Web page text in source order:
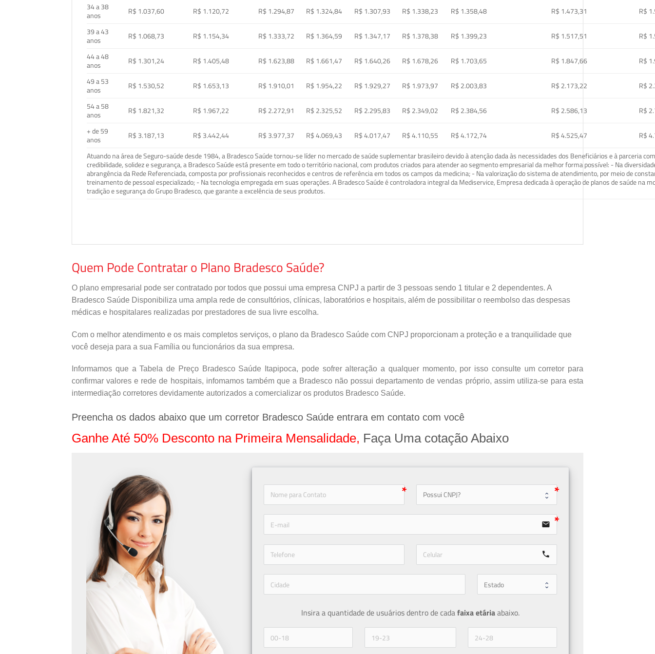
34 a 38
anos
R$ 1.037,60 R$ 1.120,72 R$ 1.294,87 R$ 1.324,84 R$ 1.307,93 R$ 1.338,23 R$ 1.358,48 R$ 1.473,31
R$
39 a 43
anos
R$ 1.068,73 R$ 1.154,34 R$ 1.333,72 R$ 1.364,59 R$ 1.347,17 R$ 1.378,38 R$ 1.399,23 R$ 1.517,51
R$
44 a 48
anos
R$ 1.301,24 R$ 1.405,48 R$ 1.623,88 R$ 1.661,47 R$ 1.640,26 R$ 1.678,26 R$ 1.703,65 R$ 1.847,66
R$
49 a 53
anos
R$ 1.530,52 R$ 1.653,13 R$ 1.910,01 R$ 1.954,22 R$ 1.929,27 R$ 1.973,97 R$ 2.003,83 R$ 2.173,22
R$
54 a 58
anos
R$ 1.821,32 R$ 1.967,22 R$ 2.272,91 R$ 2.325,52 R$ 2.295,83 R$ 2.349,02 R$ 2.384,56 R$ 2.586,13
R$
+ de 59
anos
R$ 3.187,13 R$ 3.442,44 R$ 3.977,37 R$ 4.069,43 R$ 4.017,47 R$ 4.110,55 R$ 4.172,74 R$ 4.525,47
R$
Atuando na área de Seguro-saúde desde 1984, a Bradesco Saúde tornou-se líder no mercado de saúde suplementar brasileiro devido à atenção dada às necessidades dos Beneficiários e à parceria
credibilidade, solidez e segurança, a Bradesco Saúde está presente em todo o território nacional, com produtos criados para atender ao segmento empresarial da melhor forma possível: - Na
abrangência da Rede Referenciada, composta por profissionais reconhecidos e centros de referência em todos os campos da medicina; - Na valorização do sistema de atendimento, por meio de
treinamento de pessoal especializado; - Na tecnologia empregada em suas operações. A Bradesco Saúde é controladora integral da Mediservice, Empresa dedicada à operação de planos de saúde na
tradição e segurança do Grupo Bradesco, que garante a excelência de seus produtos.
Quem Pode Contratar o Plano Bradesco Saúde?
O plano empresarial pode ser contratado por todos que possui uma empresa CNPJ a partir de 3 pessoas sendo 1 titular e 2 dependentes. A
Bradesco Saúde Disponibiliza uma ampla rede de consultórios, clínicas, laboratórios e hospitais, além de possibilitar o reembolso das despesas
médicas e hospitalares realizadas por prestadores de sua livre escolha.
Com o melhor atendimento e os mais completos serviços, o plano da Bradesco Saúde com CNPJ proporcionam a proteção e a tranquilidade que
você deseja para a sua Família ou funcionários da sua empresa.
Informamos que a Tabela de Preço Bradesco Saúde Itapipoca, pode sofrer alteração a qualquer momento, por isso consulte um corretor para
confirmar valores e rede de hospitais, infomamos também que a Bradesco não possui departamento de vendas próprio, assim utiliza-se para esta
intermediação corretores devidamente autorizados a comercializar os produtos Bradesco Saúde.
Preencha os dados abaixo que um corretor Bradesco Saúde entrara em contato com você
Ganhe Até 50% Desconto na Primeira Mensalidade, Faça Uma cotação Abaixo
icon-user
email
icon-phone call
Insira a quantidade de usuários dentro de cada faixa etária abaixo.